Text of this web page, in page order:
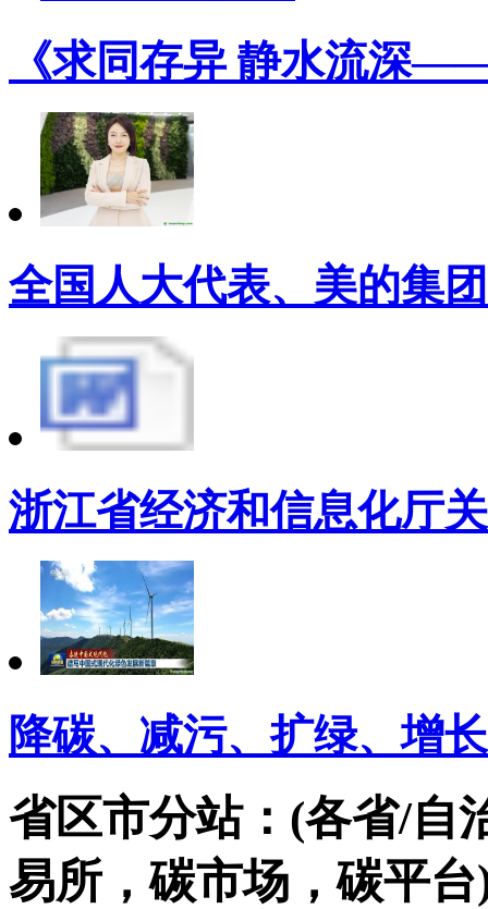
《求同存异 静水流深
全国人大代表、美的集
浙江省经济和信息化厅
降碳、减污、扩绿、增
省区市分站：(各省/自
易所，碳市场，碳平台